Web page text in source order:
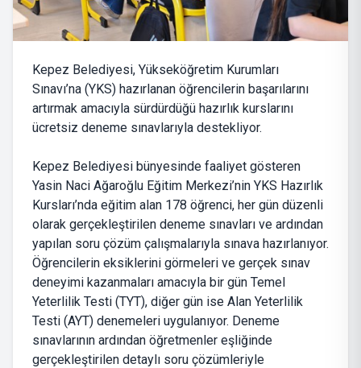
Kepez Belediyesi, Yükseköğretim Kurumları
Sınavı’na (YKS) hazırlanan öğrencilerin başarılarını
artırmak amacıyla sürdürdüğü hazırlık kurslarını
ücretsiz deneme sınavlarıyla destekliyor.
Kepez Belediyesi bünyesinde faaliyet gösteren
Yasin Naci Ağaroğlu Eğitim Merkezi’nin YKS Hazırlık
Kursları’nda eğitim alan 178 öğrenci, her gün düzenli
olarak gerçekleştirilen deneme sınavları ve ardından
yapılan soru çözüm çalışmalarıyla sınava hazırlanıyor.
Öğrencilerin eksiklerini görmeleri ve gerçek sınav
deneyimi kazanmaları amacıyla bir gün Temel
Yeterlilik Testi (TYT), diğer gün ise Alan Yeterlilik
Testi (AYT) denemeleri uygulanıyor. Deneme
sınavlarının ardından öğretmenler eşliğinde
gerçekleştirilen detaylı soru çözümleriyle